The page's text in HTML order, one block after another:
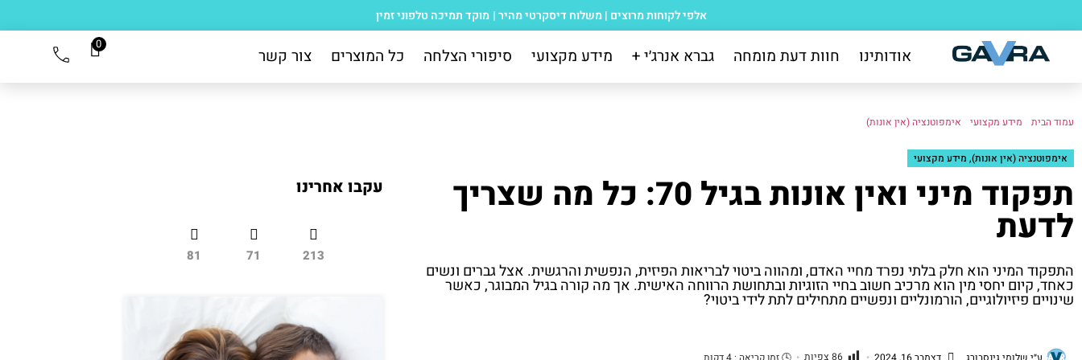
אלפי לקוחות מרוצים |משלוח דיסקרטי מהיר|מוקד תמיכה טלפוני זמין
אודותינו חוות דעת מומחה גברא אנרג׳י + מידע מקצועי סיפורי הצלחה כל המוצרים צור קשר
0
עמוד הבית מידע מקצועי אימפוטנציה (אין אונות)
אימפוטנציה (אין אונות), מידע מקצועי
תפקוד מיני ואין אונות בגיל 70: כל מה שצריך
לדעת
התפקוד המיני הוא חלק בלתי נפרד מחיי האדם, ומהווה ביטוי לבריאות הפיזית, הנפשית והרגשית. אצל גברים ונשים
כאחד, קיום יחסי מין הוא מרכיב חשוב בחיי הזוגיות ובתחושת הרווחה האישית. אך מה קורה בגיל המבוגר, כאשר
שינויים פיזיולוגיים, הורמונליים ונפשיים מתחילים לתת לידי ביטוי?
86 צפיות
עקבו אחרינו
213
71
81